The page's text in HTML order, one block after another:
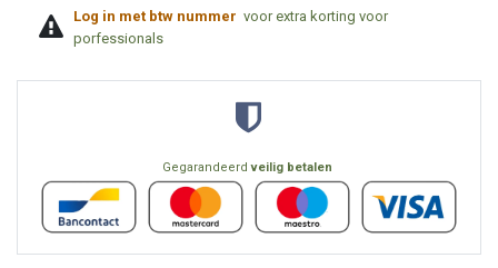
Log in met btw nummer voor extra korting voor
porfessionals
Gegarandeerdveilig betalen